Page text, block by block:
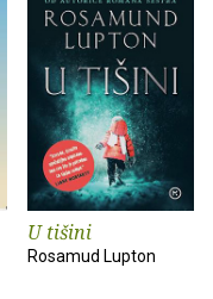
U tišini
Rosamud Lupton